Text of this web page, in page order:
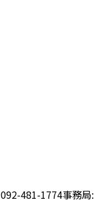
092-481-1774事務局: